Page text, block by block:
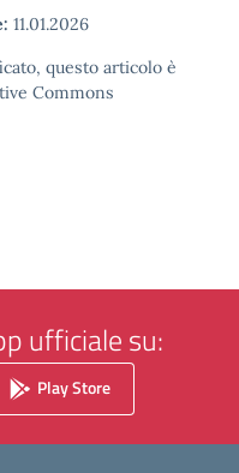
11.01.2026
questo articolo è
Commons
ufficiale su:
Play Store